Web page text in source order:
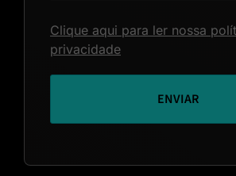
Clique aqui para ler nossa
privacidade
ENVIAR